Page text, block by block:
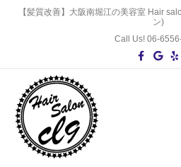
【髪質改善】大阪南堀江の美容室 Hair
ン)
Call Us! 06-
c
G
o
l